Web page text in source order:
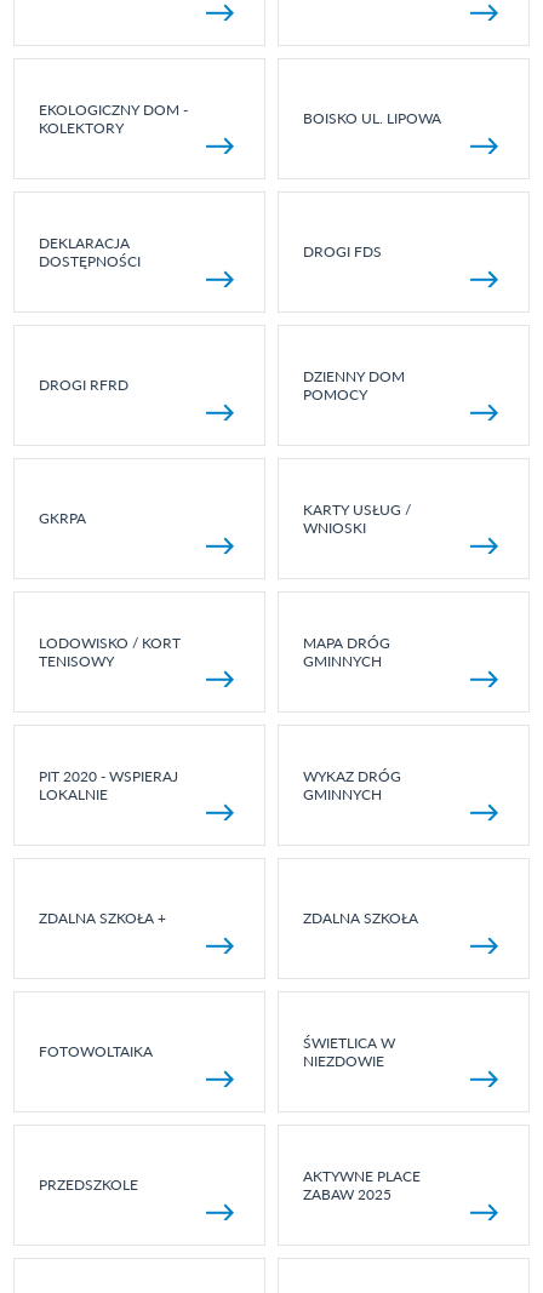
EKOLOGICZNY DOM -
KOLEKTORY
BOISKO UL. LIPOWA
DEKLARACJA
DOSTĘPNOŚCI
DROGI FDS
DROGI RFRD
DZIENNY DOM
POMOCY
GKRPA
KARTY USŁUG /
WNIOSKI
LODOWISKO / KORT
TENISOWY
MAPA DRÓG
GMINNYCH
PIT 2020 - WSPIERAJ
LOKALNIE
WYKAZ DRÓG
GMINNYCH
ZDALNA SZKOŁA + ZDALNA SZKOŁA
FOTOWOLTAIKA
ŚWIETLICA W
NIEZDOWIE
PRZEDSZKOLE
AKTYWNE PLACE
ZABAW 2025